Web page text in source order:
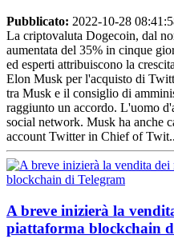
Pubblicato: 2022-10-28
La criptovaluta Dogecoin, dal
aumentata del 35% in cinque
ed esperti attribuiscono la
Elon Musk per l'acquisto di
tra Musk e il consiglio di
raggiunto un accordo. L'uomo
social network. Musk ha anche
account Twitter in Chief of
A breve inizierà la
piattaforma blockchain